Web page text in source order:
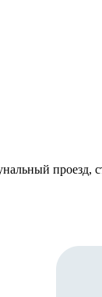
проезд,